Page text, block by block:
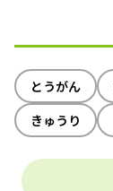
とうがん
きゅうり